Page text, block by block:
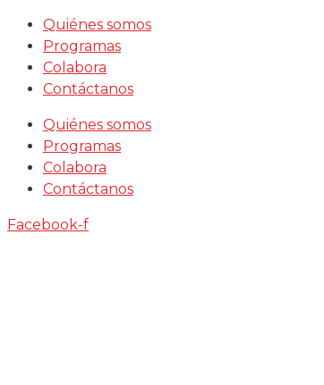
Saltar
contenido
Quiénes somos
Programas
Colabora
Contáctanos
Quiénes somos
Programas
Colabora
Contáctanos
Facebook-f